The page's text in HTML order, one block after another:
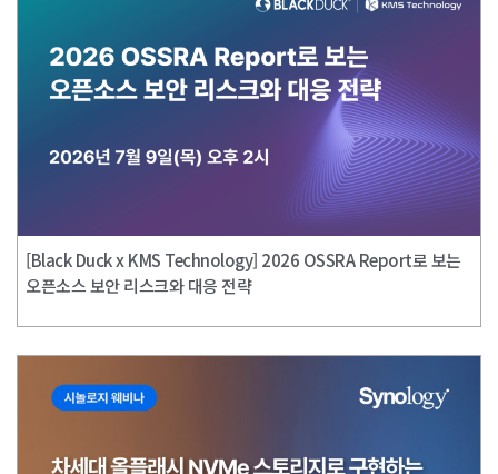
[Black Duck x KMS Technology] 2026 OSSRA Report로 보는
오픈소스 보안 리스크와 대응 전략